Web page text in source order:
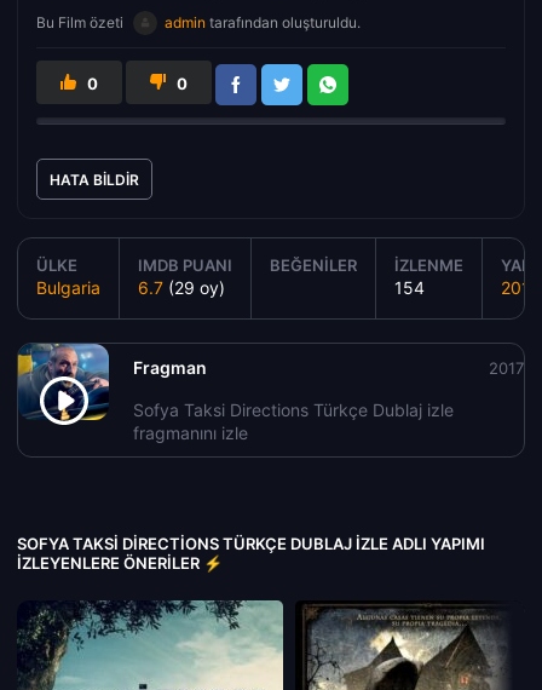
Bu Film özeti admin tarafından oluşturuldu.
0 0
HATA BILDIR
ÜLKE
Bulgaria
IMDB PUANI
6.7 (29 oy)
BEĞENILER İZLENME
154 2017
Fragman
Sofya Taksi Directions Türkçe Dublaj izle
fragmanını izle
2017
SOFYA TAKSI DIRECTIONS TÜRKÇE DUBLAJ IZLE ADLI YAPIMI
İZLEYENLERE ÖNERILER ⚡